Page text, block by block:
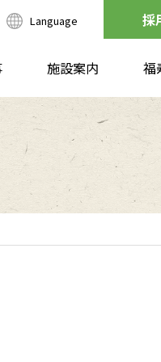
Language 採
施設案内 福